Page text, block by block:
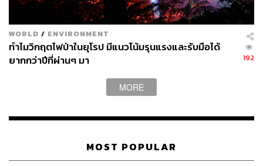
WORLD / ENVIRONMENT
ทำไมวิกฤตไฟป่าในยุโรป มีแนวโน้มรุนแรงและรับมือได้
ยากกว่าปีที่ผ่านๆ มา
192
MORE
MOST POPULAR